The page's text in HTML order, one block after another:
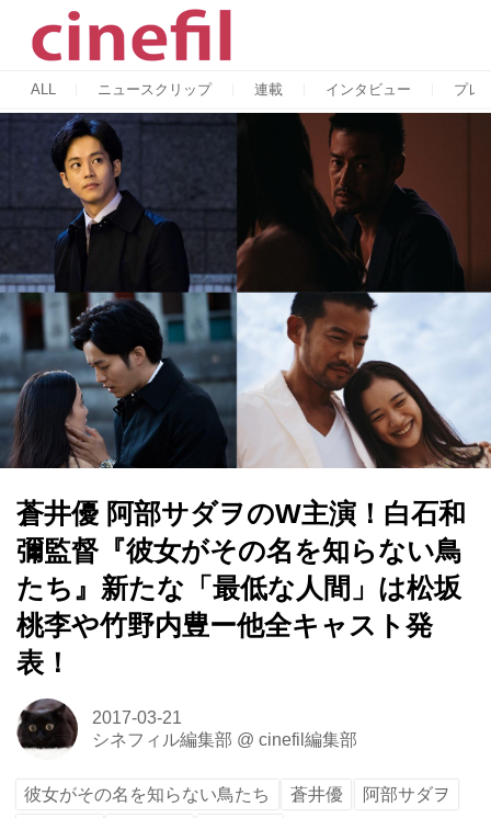
ALL ニュースクリップ 連載 インタビュー プレ
蒼井優 阿部サダヲのW主演！白石和
彌監督『彼女がその名を知らない鳥
たち』新たな「最低な人間」は松坂
桃李や竹野内豊ー他全キャスト発
表！
2017-03-21
シネフィル編集部 @ cinefil編集部
彼女がその名を知らない鳥たち 蒼井優
阿部サダヲ